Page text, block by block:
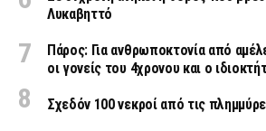
Λυκαβηττό
Πάρος: Για ανθρωποκτονία από
οι γονείς του 4χρονου και ο
Σχεδόν 100 νεκροί από τις